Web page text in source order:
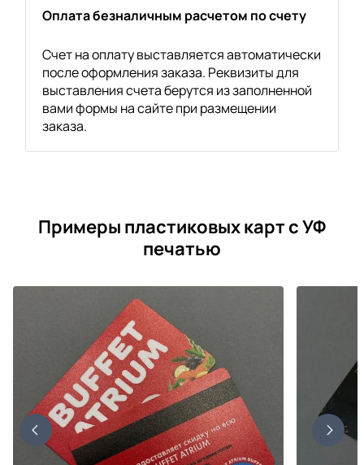
Оплата безналичным расчетом по счету
Счет на оплату выставляется автоматически
после оформления заказа. Реквизиты для
выставления счета берутся из заполненной
вами формы на сайте при размещении
заказа.
Примеры пластиковых карт с УФ
печатью